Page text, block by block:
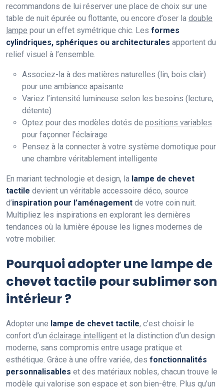
recommandons de lui réserver une place de choix sur une
table de nuit épurée ou flottante, ou encore d’oser la double
lampe pour un effet symétrique chic. Les formes
cylindriques, sphériques ou architecturales apportent du
relief visuel à l’ensemble.
Associez-la à des matières naturelles (lin, bois clair)
pour une ambiance apaisante
Variez l’intensité lumineuse selon les besoins (lecture,
détente)
Optez pour des modèles dotés de positions variables
pour façonner l’éclairage
Pensez à la connecter à votre système domotique pour
une chambre véritablement intelligente
En mariant technologie et design, la lampe de chevet
tactile devient un véritable accessoire déco, source
d’inspiration pour l’aménagement de votre coin nuit.
Multipliez les inspirations en explorant les dernières
tendances où la lumière épouse les lignes modernes de
votre mobilier.
Pourquoi adopter une lampe de
chevet tactile pour sublimer son
intérieur ?
Adopter une lampe de chevet tactile, c’est choisir le
confort d’un éclairage intelligent et la distinction d’un design
moderne, sans compromis entre usage pratique et
esthétique. Grâce à une offre variée, des fonctionnalités
personnalisables et des matériaux nobles, chacun trouve le
modèle qui valorise son espace et son bien-être. Plus qu’un